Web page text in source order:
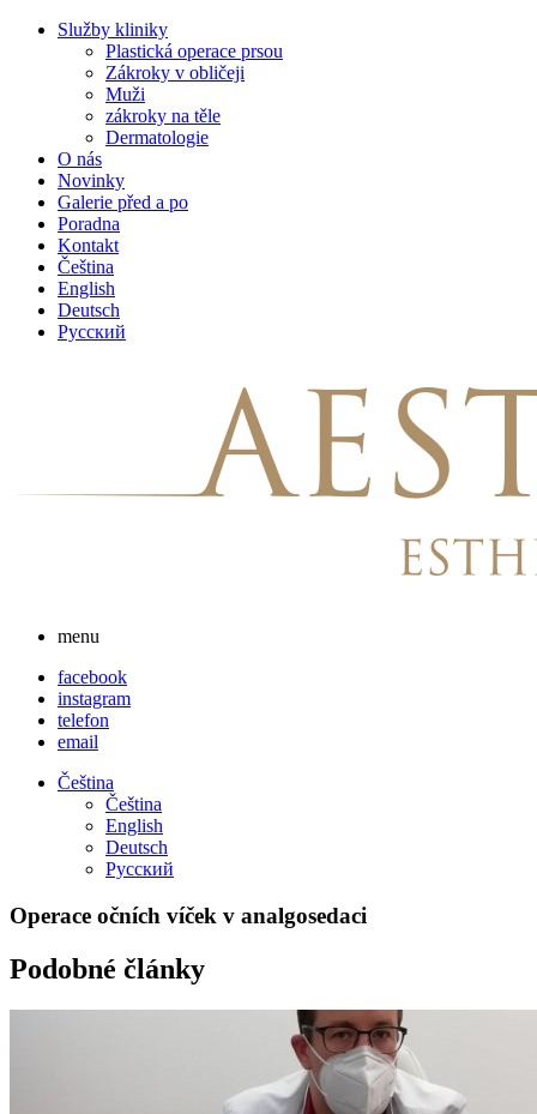
Skip
Služby kliniky
Plastická operace prsou
Zákroky v obličeji
Muži
zákroky na těle
Dermatologie
O nás
Novinky
Galerie před a po
Poradna
Kontakt
Čeština
English
Deutsch
Русский
menu
facebook
instagram
telefon
email
Čeština
Čeština
English
Deutsch
Русский
Operace očních víček v analgosedaci
Podobné články